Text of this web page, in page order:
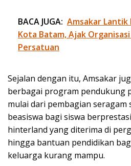
BACA JUGA: Amsakar Lantik
Kota Batam, Ajak
Persatuan
Sejalan dengan itu, Amsakar
berbagai program pendukung
mulai dari pembagian seragam
beasiswa bagi siswa
hinterland yang diterima di
hingga bantuan pendidikan
keluarga kurang mampu.